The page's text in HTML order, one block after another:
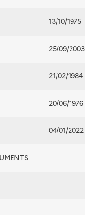
13/10/1975
25/09/2003
21/02/1984
20/06/1976
04/01/2022